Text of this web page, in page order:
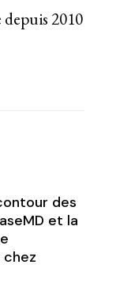
2010
des
et la